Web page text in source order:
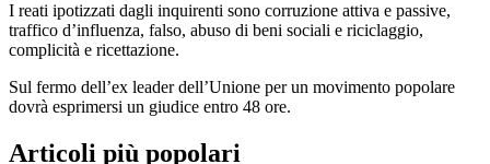
I reati ipotizzati dagli inquirenti sono corruzione attiva e passive,
traffico d’influenza, falso, abuso di beni sociali e riciclaggio,
complicità e ricettazione.
Sul fermo dell’ex leader dell’Unione per un movimento popolare
dovrà esprimersi un giudice entro 48 ore.
Articoli più popolari